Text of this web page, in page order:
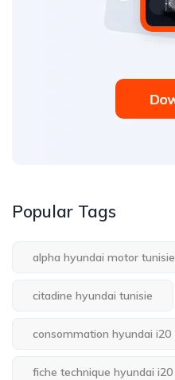
Popular Tags
alpha hyundai motor tunisie
citadine hyundai tunisie
consommation hyundai i20
fiche technique hyundai i20